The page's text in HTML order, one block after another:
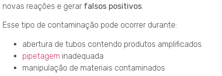
novas reações e gerar falsos positivos.
Esse tipo de contaminação pode ocorrer durante:
abertura de tubos contendo produtos amplificados
pipetagem inadequada
manipulação de materiais contaminados